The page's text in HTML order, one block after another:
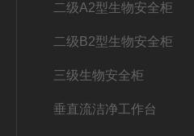
二级A2型生物安全柜
二级B2型生物安全柜
三级生物安全柜
垂直流洁净工作台